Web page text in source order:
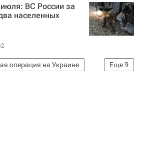
Республика
ВС России за
населенных
Еще9
операция на Украине